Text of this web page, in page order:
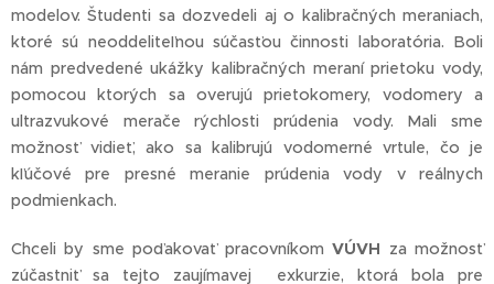
modelov. Študenti sa dozvedeli aj o kalibračných meraniach,
ktoré sú neoddeliteľnou súčasťou činnosti laboratória. Boli
nám predvedené ukážky kalibračných meraní prietoku vody,
pomocou ktorých sa overujú prietokomery, vodomery a
ultrazvukové merače rýchlosti prúdenia vody. Mali sme
možnosť vidieť, ako sa kalibrujú vodomerné vrtule, čo je
kľúčové pre presné meranie prúdenia vody v reálnych
podmienkach.
Chceli by sme poďakovať pracovníkomVÚVH za možnosť
zúčastniť sa tejto zaujímavej exkurzie, ktorá bola pre